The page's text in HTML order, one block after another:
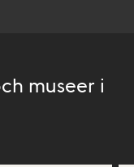
museer i